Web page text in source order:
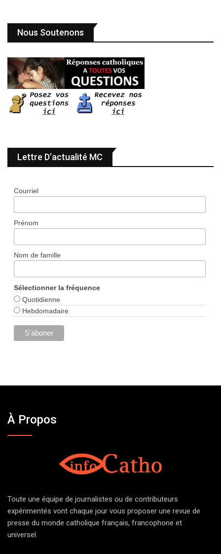
Nous Soutenons
Lettre D’actualité MC
Courriel
Prénom
Nom de famille
Sélectionner la fréquence
Quotidienne
Hebdomadaire
À Propos
Toute une équipe de journalistes ou de contributeurs
expérimentés vont chaque jour vous proposer une revue de
presse du monde catholique français, francophone et
universel.